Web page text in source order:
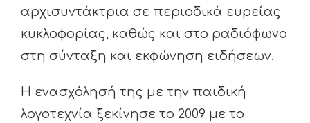
αρχισυντάκτρια σε περιοδικά ευρείας
κυκλοφορίας, καθώς και στο ραδιόφωνο
στη σύνταξη και εκφώνηση ειδήσεων.
Η ενασχόλησή της με την παιδική
λογοτεχνία ξεκίνησε το 2009 με το